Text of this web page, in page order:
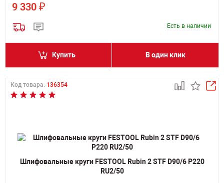
9 330 ₽
Есть в наличии
Купить В один клик
Код товара: 136354
Шлифовальные круги FESTOOL Rubin 2 STF D90/6 P220
RU2/50